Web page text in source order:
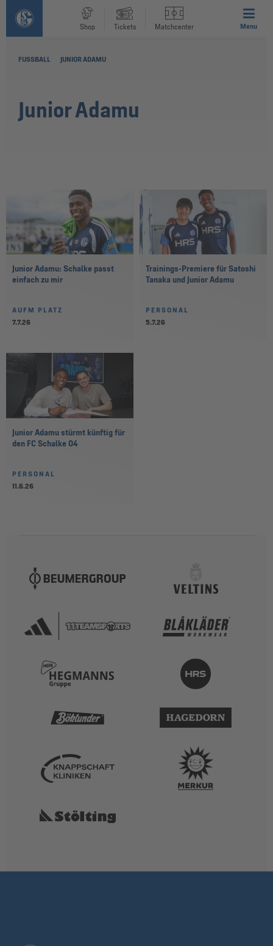
Shop Tickets Matchcenter Menu
FUSSBALL JUNIOR ADAMU
Junior Adamu
Junior Adamu: Schalke passt
einfach zu mir
AUFM PLATZ
7.7.26
Trainings-Premiere für Satoshi
Tanaka und Junior Adamu
PERSONAL
5.7.26
Junior Adamu stürmt künftig für
den FC Schalke 04
PERSONAL
11.6.26